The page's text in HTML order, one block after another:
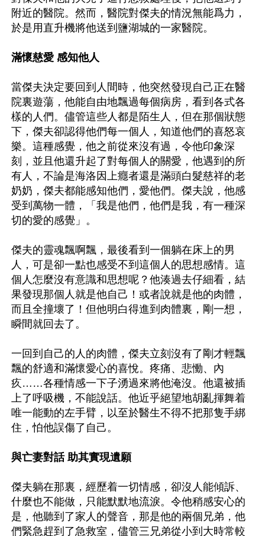
附近的醫院。然而，醫院對傑夫的情況無能爲力，
於是用直升機將他送到鹽湖城的一家醫院。
滿懷慈愛 感知他人
當傑夫決定要回到人間時，他突然發現自己正在醫
院裏遊蕩，他能自由地飄過每個病房，看到各式各
樣的人們。儘管這些人都是陌生人，但在那個狀態
下，傑夫卻認得他們每一個人，知道他們的喜怒哀
樂。這種感覺，他之前從來沒有過，令他印象深
刻，並且他還升起了對每個人的關愛，他遇到的所
有人，不論是海洛因上癮者還是滿頭白髮慈祥的老
奶奶，傑夫都能感知他們，愛他們。傑夫說，他感
受到萬物一體，「我是他們，他們是我，有一種深
切的愛的感覺」。
傑夫的靈魂飄啊飄，最後看到一個躺在床上的男
人，可是卻一點也感受不到這個人的思想感情。這
個人怎麼沒有意識和思想呢？他湊過去仔細看，結
果發現那個人就是他自己！或者說就是他的肉體，
而且全撞壞了！但他明白得進到肉體裏，剛一想，
瞬間就回去了。
一回到自己的人的肉體，傑夫立刻沒有了剛才輕飄
飄的舒適和滿懷愛心的喜悅。疼痛、悲慟、內
疚……各種情感一下子湧過來將他淹沒。他還被插
上了呼吸機，不能說話。他近乎絕望地胡亂揮舞着
唯一能動的左手臂，以至於醫生不得不把那隻手綁
住，怕他誤傷了自己。
與亡妻對話 助其實現遺願
傑夫躺在那裏，經歷着一切情感，卻沒人能傾訴、
什麼也不能做，只能默默地流淚。令他稍感安心的
是，他聽到了家人的聲音，那是他的兩個兄弟，他
們緊急趕到了急救室，儘管三兄弟從小到大時常較